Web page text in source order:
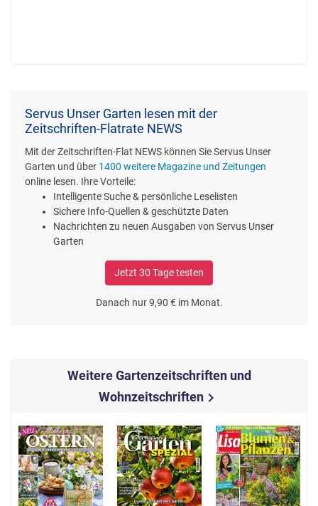
Servus Unser Garten lesen mit der
Zeitschriften-Flatrate NEWS
Mit der Zeitschriften-Flat NEWS können Sie Servus Unser
Garten und über 1400 weitere Magazine und Zeitungen
online lesen. Ihre Vorteile:
Intelligente Suche & persönliche Leselisten
Sichere Info-Quellen & geschützte Daten
Nachrichten zu neuen Ausgaben von Servus Unser
Garten
Jetzt 30 Tage testen
Danach nur 9,90 € im Monat.
Weitere Gartenzeitschriften und
Wohnzeitschriftenchevron_right